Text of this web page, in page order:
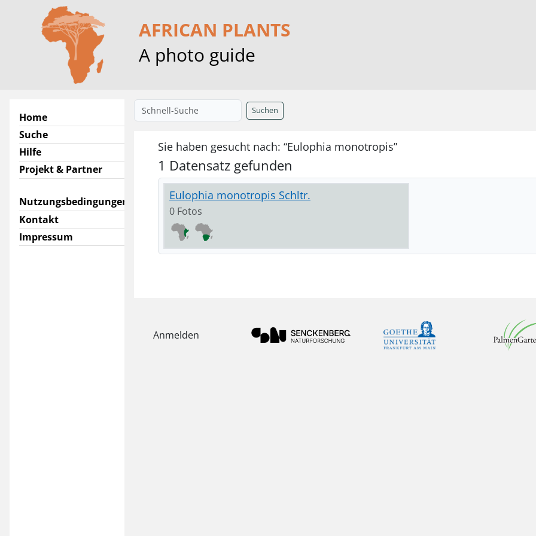
AFRICAN PLANTS
A photo guide
Home
Suche
Hilfe
Projekt & Partner
Nutzungsbedingungen
Kontakt
Impressum
Suchen
Sie haben gesucht nach: “Eulophia monotropis”
1 Datensatz gefunden
Eulophia monotropis Schltr.
0 Fotos
Anmelden